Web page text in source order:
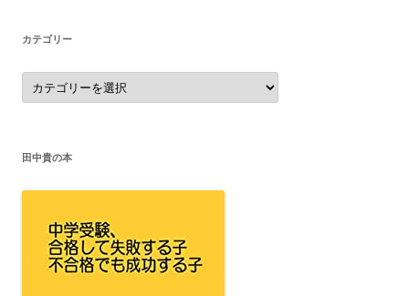
カテゴリー
カ
テ
ゴ
田中貴の本